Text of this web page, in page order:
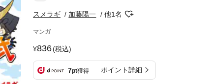
スメラギ 加藤陽一 他1名
マンガ
836(税込)
7pt獲得 ポイント詳細